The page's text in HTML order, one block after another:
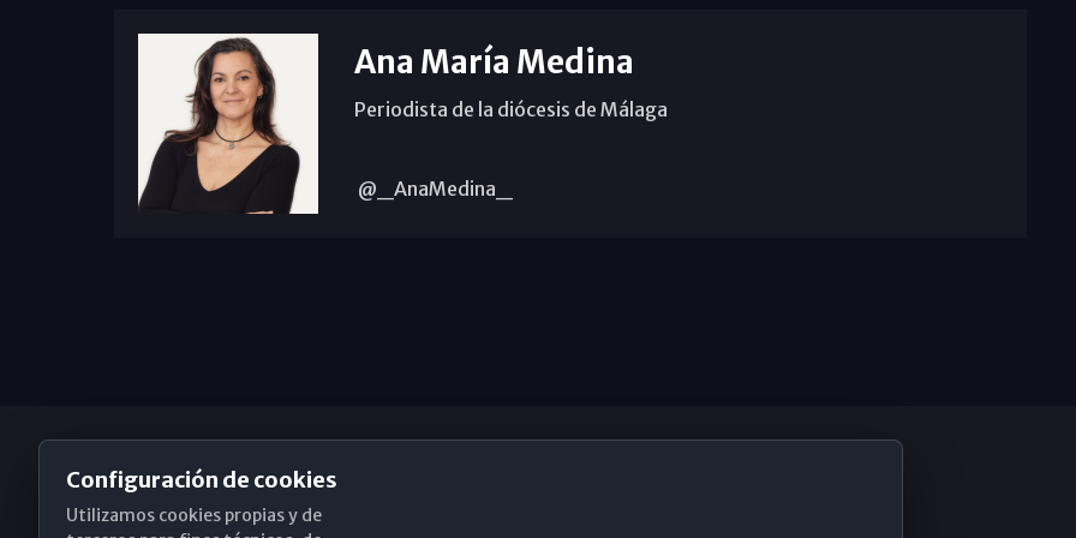
Ana María Medina
Periodista de la diócesis de Málaga
@_AnaMedina_
Configuración de cookies
Utilizamos cookies propias y de